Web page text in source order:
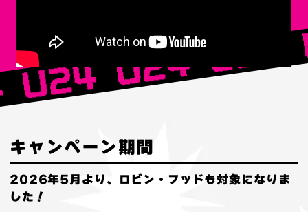
キャンペーン期間
2026年5月より、ロビン・フッドも対象になりま
した！